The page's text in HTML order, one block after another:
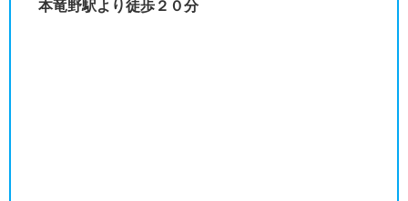
本竜野駅より徒歩２０分